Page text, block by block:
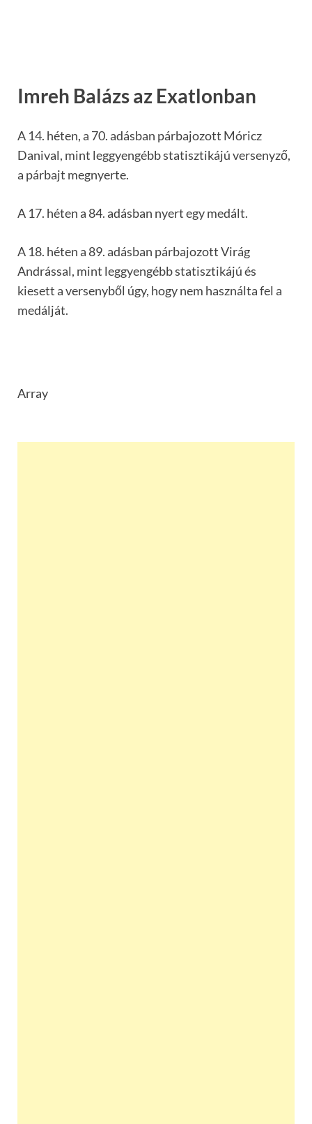
Imreh Balázs az Exatlonban
A 14. héten, a 70. adásban párbajozott Móricz
Danival, mint leggyengébb statisztikájú versenyző,
a párbajt megnyerte.
A 17. héten a 84. adásban nyert egy medált.
A 18. héten a 89. adásban párbajozott Virág
Andrással, mint leggyengébb statisztikájú és
kiesett a versenyből úgy, hogy nem használta fel a
medálját.
Array